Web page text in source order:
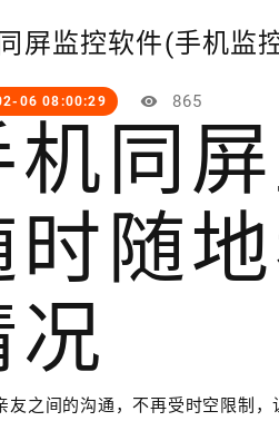
屏监控软件(手机监
06 08:00:29 865
机同
时随
况
友之间的沟通，不再受时空限制